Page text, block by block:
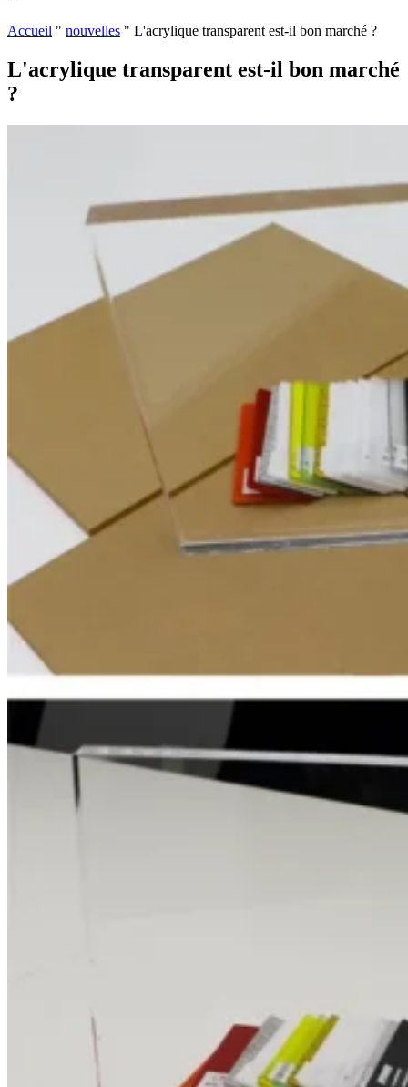
Accueil " nouvelles " L'acrylique transparent est-il bon marché ?
L'acrylique transparent est-il bon marché
?